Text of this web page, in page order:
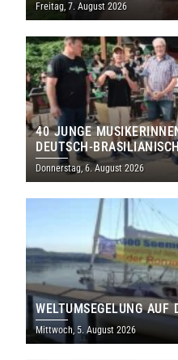
Freitag, 7. August 2026
40 JUNGE
DEUTSCH-
THOLEY
Donnerstag, 6. August 2026
WELTUMSEGELUNG AUF
Mittwoch, 5. August 2026